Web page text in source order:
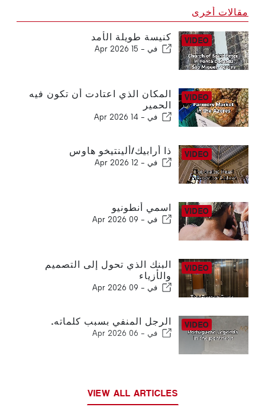
مقالات أخرى
كنيسة طويلة الأمد
في - 15 Apr 2026
المكان الذي اعتادت أن تكون فيه
الحمير
في - 14 Apr 2026
ذا أرابيك/ألينتيخو هاوس
في - 12 Apr 2026
اسمي أنطونيو
في - 09 Apr 2026
البنك الذي تحول إلى التصميم
والأزياء
في - 09 Apr 2026
الرجل المنفي بسبب كلماته.
في - 06 Apr 2026
VIEW ALL ARTICLES